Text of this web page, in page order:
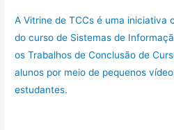
A Vitrine de TCCs é uma iniciativa
do curso de Sistemas de
os Trabalhos de Conclusão de
alunos por meio de pequenos
estudantes.